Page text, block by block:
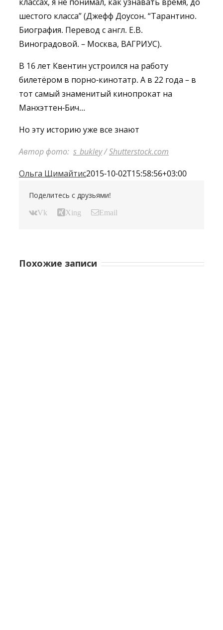
шестого класса” (Джефф Доусон. “Тарантино.
Биография. Перевод с англ. Е.В.
Виноградовой. – Москва, ВАГРИУС).
В 16 лет Квентин устроился на работу
билетёром в порно-кинотатр. А в 22 года – в
тот самый знаменитый кинопрокат на
Манхэттен-Бич…
Но эту историю уже все знают
Автор фото: s_bukley/Shutterstock.com
Ольга Щимайтис2015-10-02T15:58:56+03:00
Поделитесь с друзьями!
Vk Xing Email
Похожие записи